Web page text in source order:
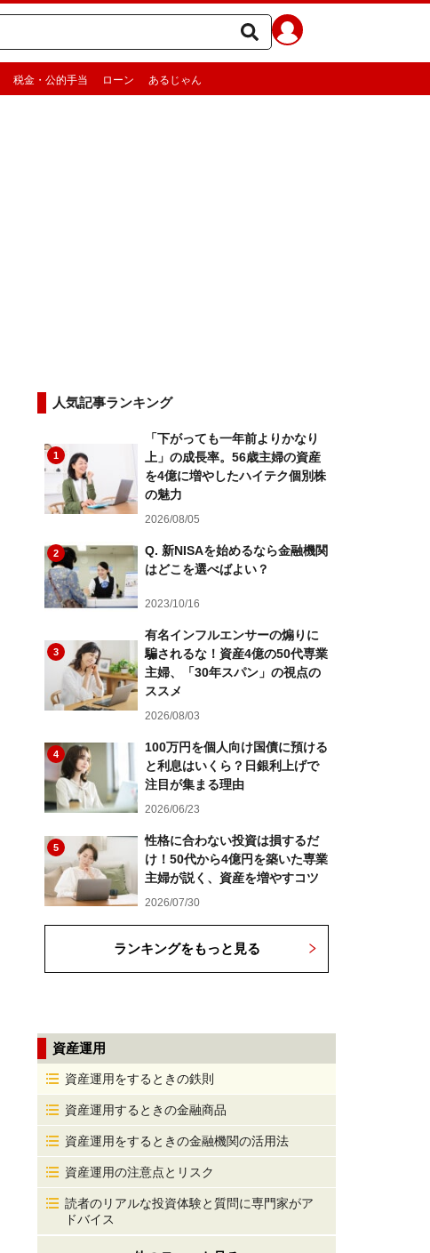
税金・公的手当 ローン あるじゃん
人気記事ランキング
1
「下がっても一年前よりかなり
上」の成長率。56歳主婦の資産
を4億に増やしたハイテク個別株
の魅力
2026/08/05
2
Q. 新NISAを始めるなら金融機関
はどこを選べばよい？
2023/10/16
3
有名インフルエンサーの煽りに
騙されるな！資産4億の50代専業
主婦、「30年スパン」の視点の
ススメ
2026/08/03
4
100万円を個人向け国債に預ける
と利息はいくら？日銀利上げで
注目が集まる理由
2026/06/23
5
性格に合わない投資は損するだ
け！50代から4億円を築いた専業
主婦が説く、資産を増やすコツ
2026/07/30
ランキングをもっと見る
資産運用
資産運用をするときの鉄則
資産運用するときの金融商品
資産運用をするときの金融機関の活用法
資産運用の注意点とリスク
読者のリアルな投資体験と質問に専門家がア
ドバイス